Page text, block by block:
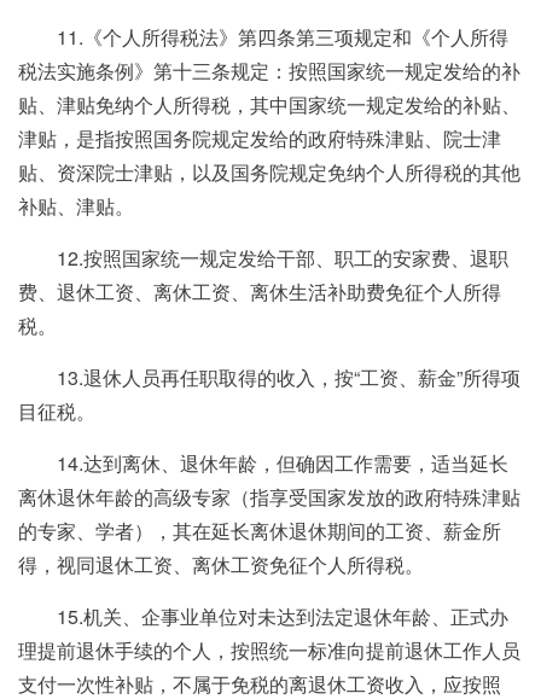
11.《个人所得税法》第四条第三项规定和《个人所得
税法实施条例》第十三条规定：按照国家统一规定发给的补
贴、津贴免纳个人所得税，其中国家统一规定发给的补贴、
津贴，是指按照国务院规定发给的政府特殊津贴、院士津
贴、资深院士津贴，以及国务院规定免纳个人所得税的其他
补贴、津贴。
12.按照国家统一规定发给干部、职工的安家费、退职
费、退休工资、离休工资、离休生活补助费免征个人所得
税。
13.退休人员再任职取得的收入，按“工资、薪金”所得项
目征税。
14.达到离休、退休年龄，但确因工作需要，适当延长
离休退休年龄的高级专家（指享受国家发放的政府特殊津贴
的专家、学者），其在延长离休退休期间的工资、薪金所
得，视同退休工资、离休工资免征个人所得税。
15.机关、企事业单位对未达到法定退休年龄、正式办
理提前退休手续的个人，按照统一标准向提前退休工作人员
支付一次性补贴，不属于免税的离退休工资收入，应按照